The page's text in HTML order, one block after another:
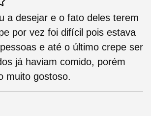
a desejar e o fato deles terem
por vez foi difícil pois estava
e até o último crepe ser
já haviam comido, porém
muito gostoso.